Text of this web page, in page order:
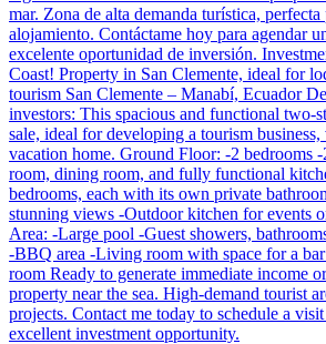
mar. Zona de alta demanda turística,
alojamiento. Contáctame hoy para agendar
excelente oportunidad de inversión.
Coast! Property in San Clemente, ideal for
tourism San Clemente – Manabí, Ecuador
investors: This spacious and functional two-
sale, ideal for developing a tourism business,
vacation home. Ground Floor: -2 bedrooms
room, dining room, and fully functional
bedrooms, each with its own private
stunning views -Outdoor kitchen for events
Area: -Large pool -Guest showers,
-BBQ area -Living room with space for a
room Ready to generate immediate income
property near the sea. High-demand tourist
projects. Contact me today to schedule a
excellent investment opportunity.